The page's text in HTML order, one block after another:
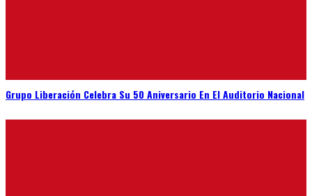
Grupo Liberación Celebra Su 50 Aniversario En El Auditorio Nacional